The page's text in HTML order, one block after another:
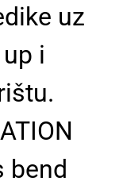
uz
i
bend